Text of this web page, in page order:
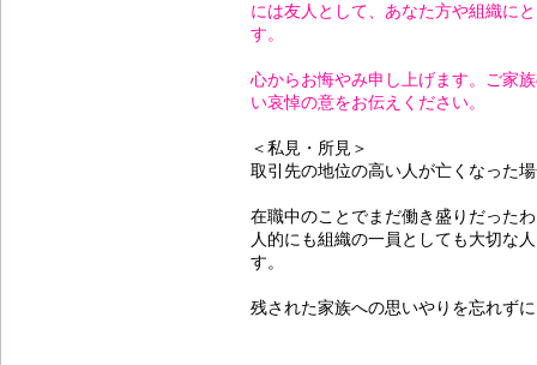
には友人として、あなた方や組織に
す。
心からお悔やみ申し上げます。ご家
い哀悼の意をお伝えください。
＜私見・所見＞
取引先の地位の高い人が亡くなった
在職中のことでまだ働き盛りだった
人的にも組織の一員としても大切な
す。
残された家族への思いやりを忘れず